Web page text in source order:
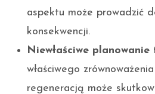
aspektu może prowadzić
konsekwencji.
Niewłaściwe
właściwego
regeneracją może